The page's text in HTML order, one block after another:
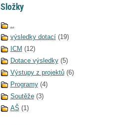
Složky
..
výsledky dotací (19)
ICM (12)
Dotace výsledky (5)
Výstupy z projektů (6)
Programy (4)
Soutěže (3)
AŠ (1)